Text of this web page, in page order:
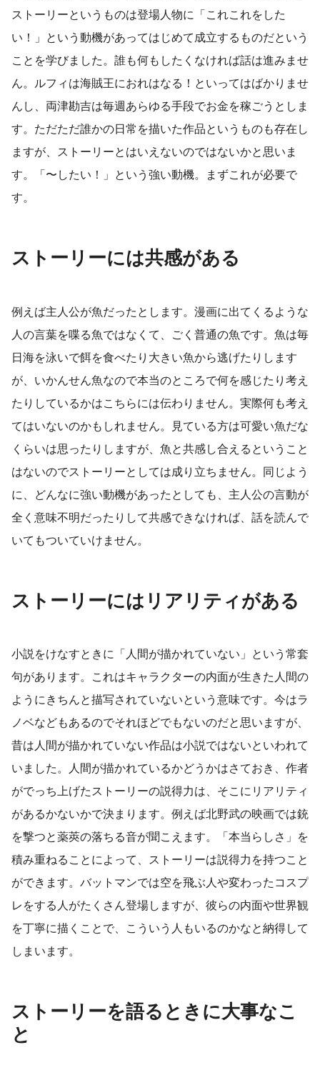
ストーリーというものは登場人物に「これこれをした
い！」という動機があってはじめて成立するものだという
ことを学びました。誰も何もしたくなければ話は進みませ
ん。ルフィは海賊王におれはなる！といってはばかりませ
んし、両津勘吉は毎週あらゆる手段でお金を稼ごうとしま
す。ただただ誰かの日常を描いた作品というものも存在し
ますが、ストーリーとはいえないのではないかと思いま
す。「〜したい！」という強い動機。まずこれが必要で
す。
ストーリーには共感がある
例えば主人公が魚だったとします。漫画に出てくるような
人の言葉を喋る魚ではなくて、ごく普通の魚です。魚は毎
日海を泳いで餌を食べたり大きい魚から逃げたりします
が、いかんせん魚なので本当のところで何を感じたり考え
たりしているかはこちらには伝わりません。実際何も考え
てはいないのかもしれません。見ている方は可愛い魚だな
くらいは思ったりしますが、魚と共感し合えるということ
はないのでストーリーとしては成り立ちません。同じよう
に、どんなに強い動機があったとしても、主人公の言動が
全く意味不明だったりして共感できなければ、話を読んで
いてもついていけません。
ストーリーにはリアリティがある
小説をけなすときに「人間が描かれていない」という常套
句があります。これはキャラクターの内面が生きた人間の
ようにきちんと描写されていないという意味です。今はラ
ノベなどもあるのでそれほどでもないのだと思いますが、
昔は人間が描かれていない作品は小説ではないといわれて
いました。人間が描かれているかどうかはさておき、作者
がでっち上げたストーリーの説得力は、そこにリアリティ
があるかないかで決まります。例えば北野武の映画では銃
を撃つと薬莢の落ちる音が聞こえます。「本当らしさ」を
積み重ねることによって、ストーリーは説得力を持つこと
ができます。バットマンでは空を飛ぶ人や変わったコスプ
レをする人がたくさん登場しますが、彼らの内面や世界観
を丁寧に描くことで、こういう人もいるのかなと納得して
しまいます。
ストーリーを語るときに大事なこ
と